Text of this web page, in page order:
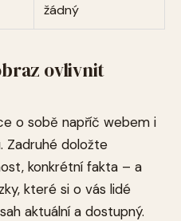
žádný
ovlivnit
o sobě napříč webem i
Zadruhé doložte
konkrétní fakta – a
které si o vás lidé
aktuální a dostupný.